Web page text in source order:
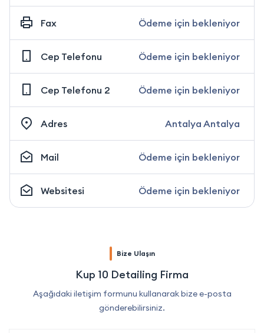
Fax Ödeme için bekleniyor
Cep Telefonu Ödeme için bekleniyor
Cep Telefonu 2 Ödeme için bekleniyor
Adres Antalya Antalya
Mail Ödeme için bekleniyor
Websitesi Ödeme için bekleniyor
Bize Ulaşın
Kup 10 Detailing Firma
Aşağıdaki iletişim formunu kullanarak bize e-posta
gönderebilirsiniz.